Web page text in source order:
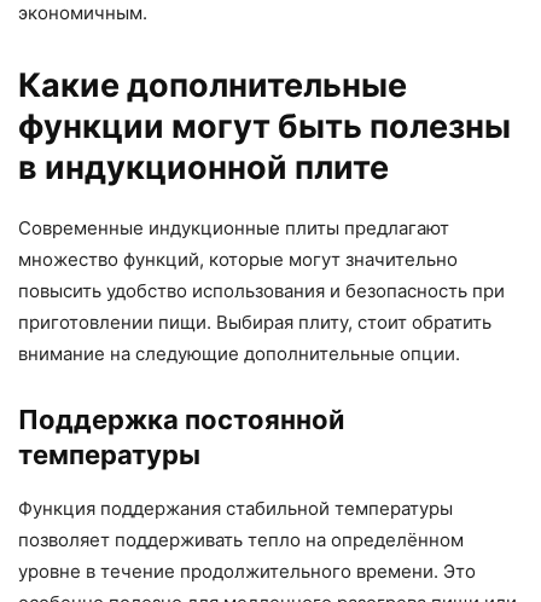
экономичным.
Какие дополнительные
функции могут быть полезны
в индукционной плите
Современные индукционные плиты предлагают
множество функций, которые могут значительно
повысить удобство использования и безопасность при
приготовлении пищи. Выбирая плиту, стоит обратить
внимание на следующие дополнительные опции.
Поддержка постоянной
температуры
Функция поддержания стабильной температуры
позволяет поддерживать тепло на определённом
уровне в течение продолжительного времени. Это